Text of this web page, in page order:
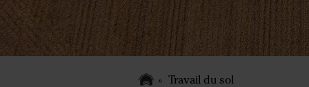
Travail du sol